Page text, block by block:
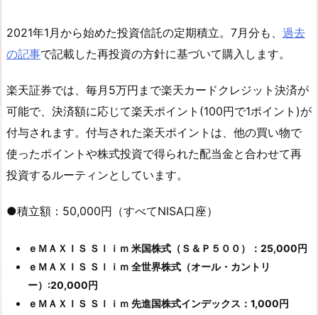
2021年1月から始めた投資信託の定期積立。7月分も、 過去
の記事で記載した再投資の方針に基づいて購入します。
楽天証券では、毎月5万円まで楽天カードクレジット決済が
可能で、決済額に応じて楽天ポイント(100円で1ポイント)が
付与されます。付与された楽天ポイントは、他の買い物で
使ったポイントや株式投資で得られた配当金と合わせて再
投資するルーティンとしています。
●積立額：50,000円（すべてNISA口座）
ｅＭＡＸＩＳ Ｓｌｉｍ 米国株式（Ｓ＆Ｐ５００）：25,000円
ｅＭＡＸＩＳ Ｓｌｉｍ 全世界株式（オール・カントリ
ー）:20,000円
ｅＭＡＸＩＳ Ｓｌｉｍ 先進国株式インデックス：1,000円